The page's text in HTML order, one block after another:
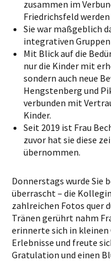
zusammen im
Friedrichsfeld
Sie war maßgeblich
integrativen
Mit Blick auf die
nur die Kinder mit
sondern auch neue
Hengstenberg und
verbunden mit
Kinder.
Seit 2019 ist Frau
zuvor hat sie diese
übernommen.
Donnerstags wurde Sie
überrascht – die
zahlreichen Fotos quer
Tränen gerührt nahm
erinnerte sich in kleinen
Erlebnisse und freute
Gratulation und einen